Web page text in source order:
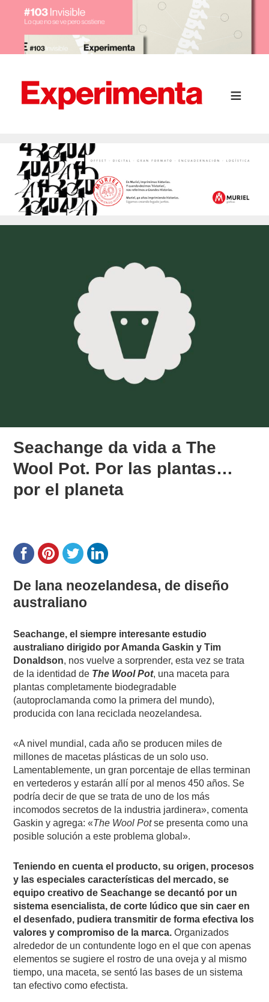
Seachange da vida a The
Wool Pot. Por las plantas…
por el planeta
De lana neozelandesa, de diseño
australiano
Seachange, el siempre interesante estudio
australiano dirigido por Amanda Gaskin y Tim
Donaldson, nos vuelve a sorprender, esta vez se trata
de la identidad de The Wool Pot, una maceta para
plantas completamente biodegradable
(autoproclamanda como la primera del mundo),
producida con lana reciclada neozelandesa.
«A nivel mundial, cada año se producen miles de
millones de macetas plásticas de un solo uso.
Lamentablemente, un gran porcentaje de ellas terminan
en vertederos y estarán allí por al menos 450 años. Se
podría decir de que se trata de uno de los más
incomodos secretos de la industria jardinera», comenta
Gaskin y agrega: «The Wool Potse presenta como una
posible solución a este problema global».
Teniendo en cuenta el producto, su origen, procesos
y las especiales características del mercado, se
equipo creativo de Seachange se decantó por un
sistema esencialista, de corte lúdico que sin caer en
el desenfado, pudiera transmitir de forma efectiva los
valores y compromiso de la marca. Organizados
alrededor de un contundente logo en el que con apenas
elementos se sugiere el rostro de una oveja y al mismo
tiempo, una maceta, se sentó las bases de un sistema
tan efectivo como efectista.